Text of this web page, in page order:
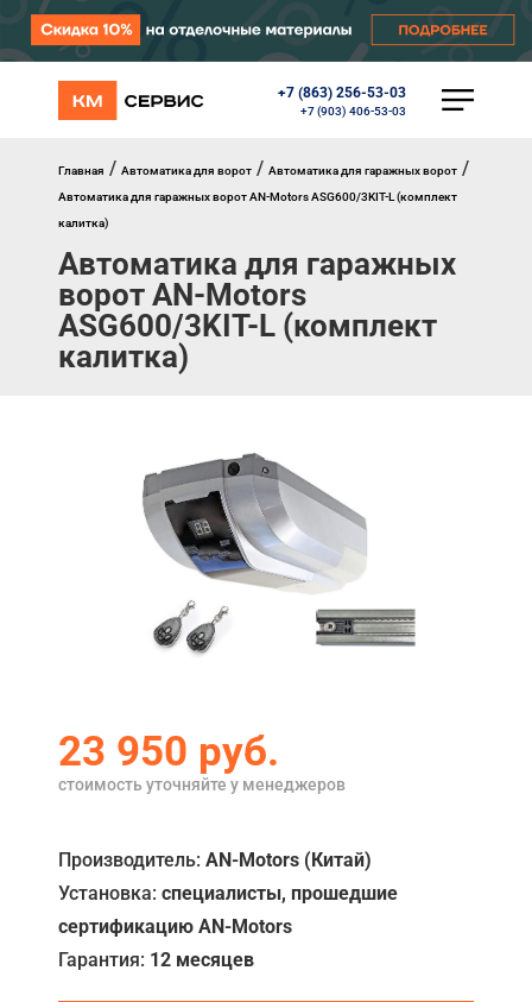
+7 (863) 256-53-03
+7 (903) 406-53-03
КАТАЛОГ
Перегрузочное оборудование
Уличные калитки
Шлагбаумы
Противопожарные ворота
Противопожарные шторы
Внешняя солнцезащита
Комплектующие
Примеры работ
Кредит
Где купить
Контакты
Главная / Автоматика для ворот / Автоматика для гаражных ворот /
Автоматика для гаражных ворот AN-Motors ASG600/3KIT-L (комплект
калитка)
Автоматика для гаражных
ворот AN-Motors
ASG600/3KIT-L (комплект
калитка)
23 950 руб.
стоимость уточняйте у менеджеров
Производитель: AN-Motors (Китай)
Установка: специалисты, прошедшие
сертификацию AN-Motors
Гарантия: 12 месяцев